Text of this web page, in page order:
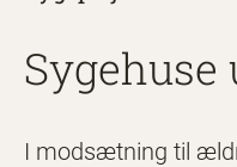
Sygehuse
I modsætning til